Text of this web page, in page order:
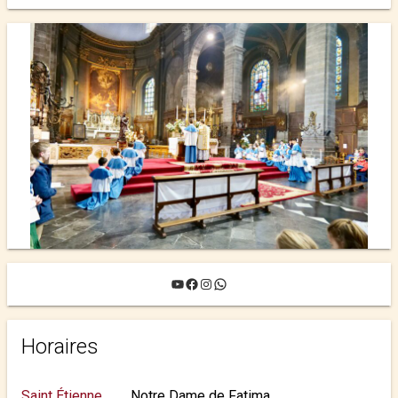
YouTube
Facebook
Instagram
WhatsApp
Horaires